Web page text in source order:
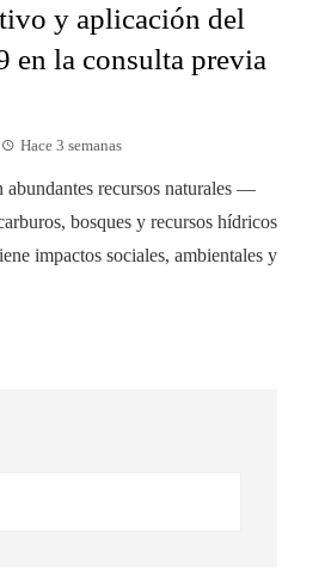
y aplicación del
en la consulta previa
Hace 3 semanas
abundantes recursos naturales —
bosques y recursos hídricos
impactos sociales, ambientales y